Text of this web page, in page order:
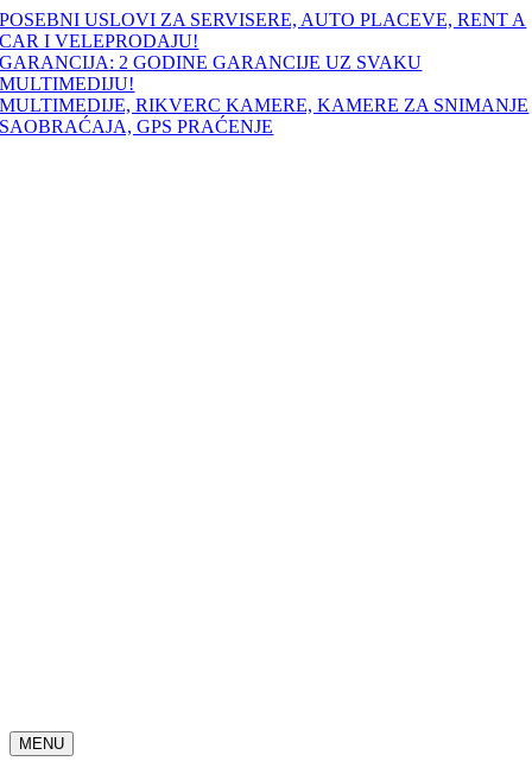
Skip
to
content
POSEBNI USLOVI ZA SERVISERE, AUTO PLACEVE, RENT A
CAR I VELEPRODAJU!
GARANCIJA: 2 GODINE GARANCIJE UZ SVAKU
MULTIMEDIJU!
MULTIMEDIJE, RIKVERC KAMERE, KAMERE ZA SNIMANJE
SAOBRAĆAJA, GPS PRAĆENJE
MENU